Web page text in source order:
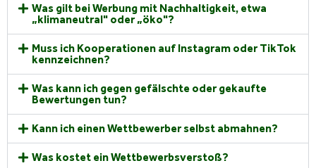
Was gilt bei Werbung mit Nachhaltigkeit, etwa
„klimaneutral" oder „öko"?
Muss ich Kooperationen auf Instagram oder TikTok
kennzeichnen?
Was kann ich gegen gefälschte oder gekaufte
Bewertungen tun?
Kann ich einen Wettbewerber selbst abmahnen?
Was kostet ein Wettbewerbsverstoß?